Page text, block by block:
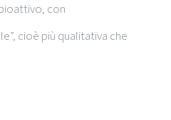
con
cioè più qualitativa che